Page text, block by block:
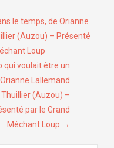
le temps, de Orianne
(Auzou) – Présenté
Loup
qui voulait être un
Lallemand
(Auzou) –
par le Grand
Méchant Loup →